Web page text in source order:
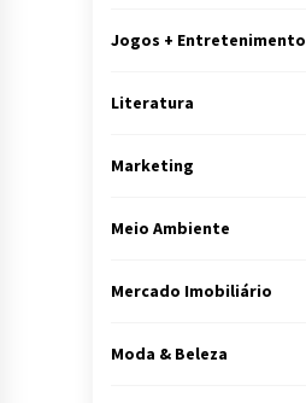
Jogos + Entretenimento
Literatura
Marketing
Meio Ambiente
Mercado Imobiliário
Moda & Beleza